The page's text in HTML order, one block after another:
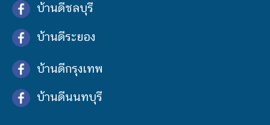
บ้านดีชลบุรี
บ้านดีระยอง
บ้านดีกรุงเทพ
บ้านดีนนทบุรี